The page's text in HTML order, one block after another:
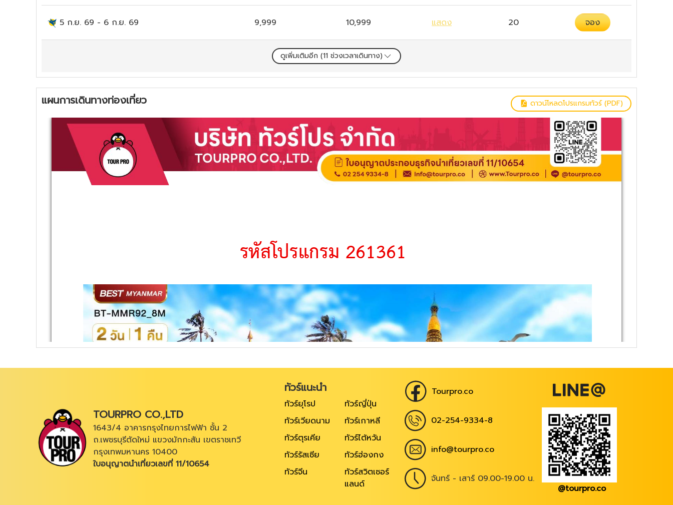
5 ก.ย. 69 - 6 ก.ย. 69 9,999 10,999 แสดง 20 จอง
ดูเพิ่มเติมอีก (11 ช่วงเวลาเดินทาง)
แผนการเดินทางท่องเที่ยว ดาวน์โหลดโปรแกรมทัวร์ (PDF)
TOURPRO CO.,LTD
1643/4 อาคารกรุงไทยการไฟฟ้า ชั้น 2
ถ.เพชรบุรีตัดใหม่ แขวงมักกะสัน เขตราชเทวี
กรุงเทพมหานคร 10400
ใบอนุญาตนำเที่ยวเลขที่ 11/10654
ทัวร์แนะนำ
ทัวร์ยุโรป
ทัวร์ญี่ปุ่น
ทัวร์เวียดนาม
ทัวร์เกาหลี
ทัวร์ตุรเคีย
ทัวร์ไต้หวัน
ทัวร์รัสเซีย
ทัวร์ฮ่องกง
ทัวร์จีน
ทัวร์สวิตเซอร์
แลนด์
Tourpro.co
02-254-9334-8
info@tourpro.co
จันทร์ - เสาร์ 09.00-19.00 น.
@tourpro.co